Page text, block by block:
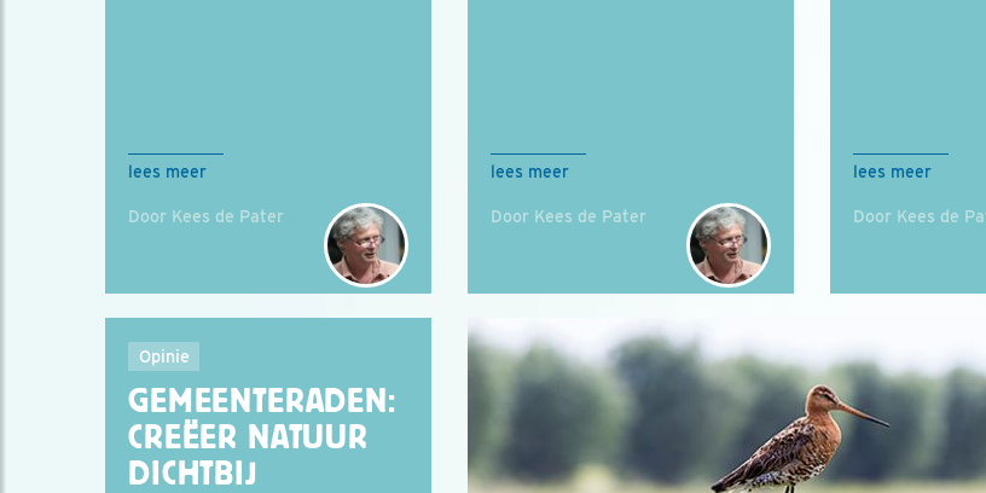
lees meer
Door Kees de Pater
lees meer
Door Kees de Pater
lees meer
Door Kees de
Opinie
GEMEENTERADEN:
CREËER NATUUR
DICHTBIJ